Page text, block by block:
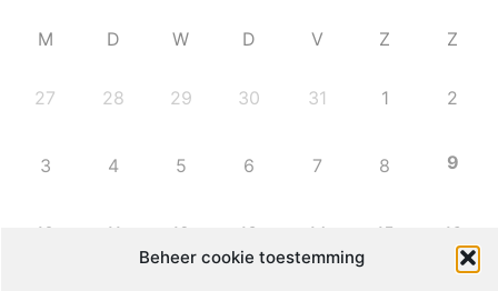
Beheer cookie toestemming
M D W D V Z Z
27 28 29 30 31 1 2
3 4 5 6 7 8 9
10 11 12 13 14 15 16